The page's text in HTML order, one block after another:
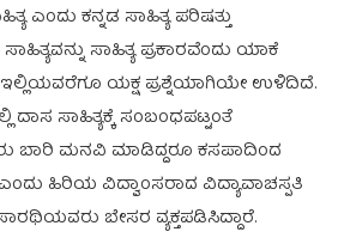
ಎಂದು ಕನ್ನಡ ಸಾಹಿತ್ಯ ಪರಿಷತ್ತು
ಸಾಹಿತ್ಯ ಪ್ರಕಾರವೆಂದು ಯಾಕೆ
ಇಲ್ಲಿಯವರೆಗೂ ಯಕ್ಷ ಪ್ರಶ್ನೆಯಾಗಿಯೇ ಉಳಿದಿದೆ.
ದಾಸ ಸಾಹಿತ್ಯಕ್ಕೆ ಸಂಬಂಧಪಟ್ಟಂತೆ
ಬಾರಿ ಮನವಿ ಮಾಡಿದ್ದರೂ ಕಸಪಾದಿಂದ
ಹಿರಿಯ ವಿದ್ವಾಂಸರಾದ ವಿದ್ಯಾವಾಚಸ್ಪತಿ
ಬೇಸರ ವ್ಯಕ್ತಪಡಿಸಿದ್ದಾರೆ.